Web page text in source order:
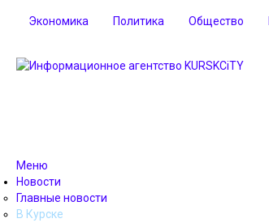
Экономика Политика Общество
Меню
Новости
Главные новости
В Курске